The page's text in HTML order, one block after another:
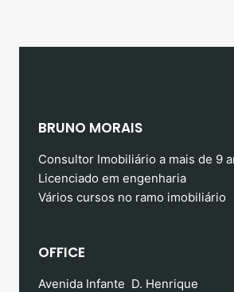
BRUNO MORAIS
Consultor Imobiliário a mais de 9
Licenciado em engenharia
Vários cursos no ramo imobiliário
OFFICE
Avenida Infante D. Henrique